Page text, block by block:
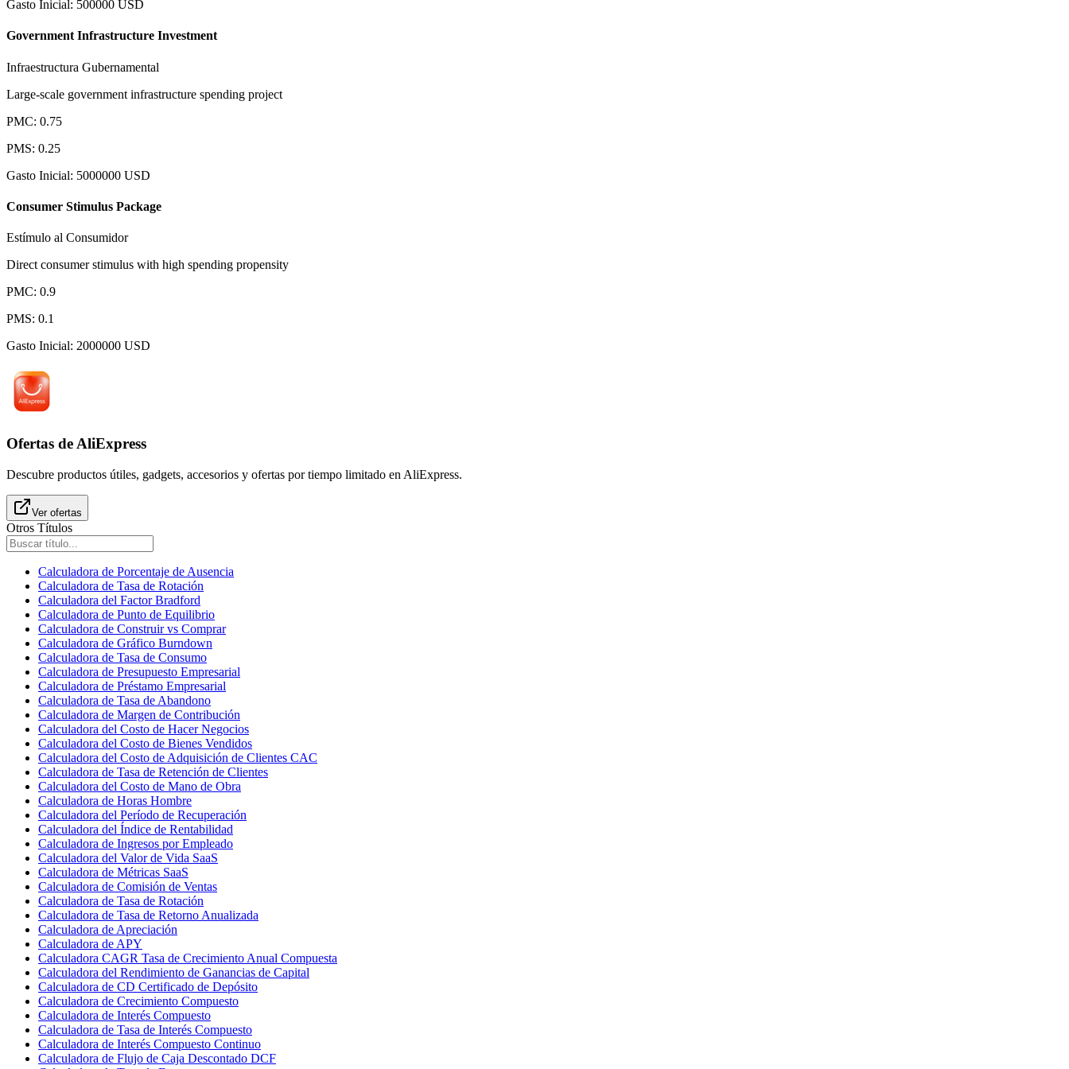
Gasto Inicial: 500000 USD
Government Infrastructure Investment
Infraestructura Gubernamental
Large-scale government infrastructure spending project
PMC: 0.75
PMS: 0.25
Gasto Inicial: 5000000 USD
Consumer Stimulus Package
Estímulo al Consumidor
Direct consumer stimulus with high spending propensity
PMC: 0.9
PMS: 0.1
Gasto Inicial: 2000000 USD
Ofertas de AliExpress
Descubre productos útiles, gadgets, accesorios y ofertas por tiempo limitado en AliExpress.
Ver ofertas
Otros Títulos
Calculadora de Porcentaje de Ausencia
Calculadora de Tasa de Rotación
Calculadora del Factor Bradford
Calculadora de Punto de Equilibrio
Calculadora de Construir vs Comprar
Calculadora de Gráfico Burndown
Calculadora de Tasa de Consumo
Calculadora de Presupuesto Empresarial
Calculadora de Préstamo Empresarial
Calculadora de Tasa de Abandono
Calculadora de Margen de Contribución
Calculadora del Costo de Hacer Negocios
Calculadora del Costo de Bienes Vendidos
Calculadora del Costo de Adquisición de Clientes CAC
Calculadora de Tasa de Retención de Clientes
Calculadora del Costo de Mano de Obra
Calculadora de Horas Hombre
Calculadora del Período de Recuperación
Calculadora del Índice de Rentabilidad
Calculadora de Ingresos por Empleado
Calculadora del Valor de Vida SaaS
Calculadora de Métricas SaaS
Calculadora de Comisión de Ventas
Calculadora de Tasa de Rotación
Calculadora de Tasa de Retorno Anualizada
Calculadora de Apreciación
Calculadora de APY
Calculadora CAGR Tasa de Crecimiento Anual Compuesta
Calculadora del Rendimiento de Ganancias de Capital
Calculadora de CD Certificado de Depósito
Calculadora de Crecimiento Compuesto
Calculadora de Interés Compuesto
Calculadora de Tasa de Interés Compuesto
Calculadora de Interés Compuesto Continuo
Calculadora de Flujo de Caja Descontado DCF